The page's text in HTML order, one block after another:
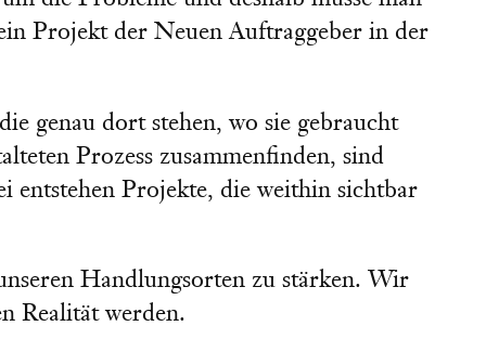
Projekt der Neuen Auftraggeber in der
genau dort stehen, wo sie gebraucht
Prozess zusammenfinden, sind
entstehen Projekte, die weithin sichtbar
Handlungsorten zu stärken. Wir
Realität werden.